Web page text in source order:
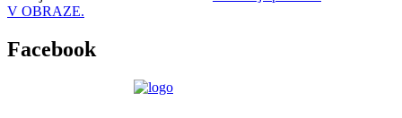
V OBRAZE.
Facebook